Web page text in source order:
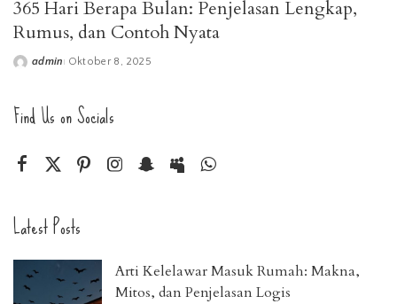
365 Hari Berapa Bulan: Penjelasan Lengkap,
Rumus, dan Contoh Nyata
Posted
admin Oktober 8, 2025
Find Us on Socials
Latest Posts
Arti Kelelawar Masuk Rumah: Makna,
Mitos, dan Penjelasan Logis